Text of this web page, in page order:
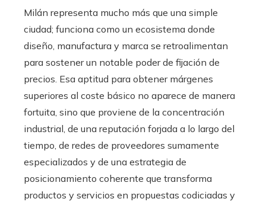
Milán representa mucho más que una simple
ciudad; funciona como un ecosistema donde
diseño, manufactura y marca se retroalimentan
para sostener un notable poder de fijación de
precios. Esa aptitud para obtener márgenes
superiores al coste básico no aparece de manera
fortuita, sino que proviene de la concentración
industrial, de una reputación forjada a lo largo del
tiempo, de redes de proveedores sumamente
especializados y de una estrategia de
posicionamiento coherente que transforma
productos y servicios en propuestas codiciadas y